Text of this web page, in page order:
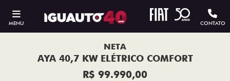
MENU CONTATO
NETA
AYA 40,7 KW ELÉTRICO COMFORT
R$ 99.990,00